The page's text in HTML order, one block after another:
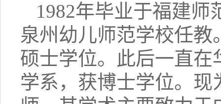
1982年毕业于福建师
泉州幼儿师范学校任教
硕士学位。此后一直在
学系，获博士学位。